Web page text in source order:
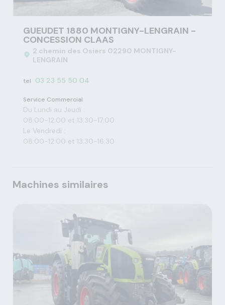
GUEUDET 1880 MONTIGNY-LENGRAIN -
CONCESSION CLAAS
2 chemin des Osiers 02290 MONTIGNY-
LENGRAIN
tel 03 23 55 50 04
Service Commercial
Du Lundi au Jeudi :
08:00-12:00 et 13:30-17:00
Le Vendredi :
08:00-12:00 et 13:30-16:30
Machines similaires